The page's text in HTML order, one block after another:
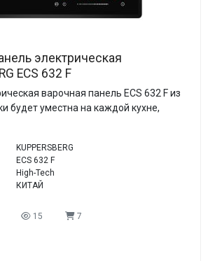
электрическая
ECS 632 F
варочная панель ECS 632 F из
будет уместна на каждой кухне,
KUPPERSBERG
ECS 632 F
High-Tech
КИТАЙ
15 7